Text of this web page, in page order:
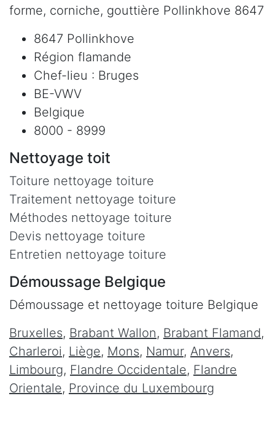
forme, corniche, gouttière Pollinkhove 8647
8647 Pollinkhove
Région flamande
Chef-lieu : Bruges
BE-VWV
Belgique
8000 - 8999
Nettoyage toit
Toiture nettoyage toiture
Traitement nettoyage toiture
Méthodes nettoyage toiture
Devis nettoyage toiture
Entretien nettoyage toiture
Démoussage Belgique
Démoussage et nettoyage toiture Belgique
Bruxelles, Brabant Wallon, Brabant Flamand,
Charleroi, Liège, Mons, Namur, Anvers,
Limbourg, Flandre Occidentale, Flandre
Orientale, Province du Luxembourg